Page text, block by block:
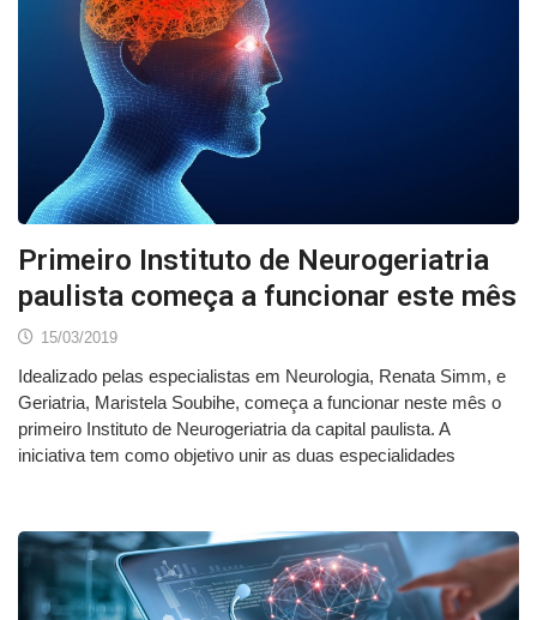
Primeiro Instituto de Neurogeriatria
paulista começa a funcionar este mês
15/03/2019
Idealizado pelas especialistas em Neurologia, Renata Simm, e
Geriatria, Maristela Soubihe, começa a funcionar neste mês o
primeiro Instituto de Neurogeriatria da capital paulista. A
iniciativa tem como objetivo unir as duas especialidades